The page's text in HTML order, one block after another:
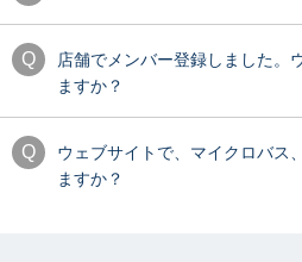
店舗でメンバー登録しました。
ますか？
ウェブサイトで、マイクロバス
ますか？